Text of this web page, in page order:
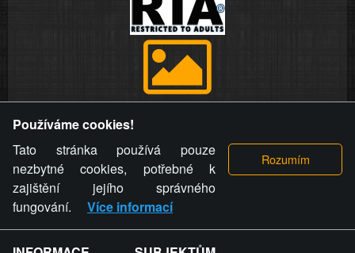
videa a komentáře. Osoba, které se toto opatření provozovatele
stránky týče, ani osoba, která umístila fotografii nebo video na
stránku, nemůže z důvodu odstranění fotografie, videa nebo
komentáře pro výše uvedenou okolnost uplatnit vůči
provozovateli stránky žádný nárok na náhradu škody nebo
nemajetkové újmy.
Používáme cookies!
Tato stránka používá pouze
nezbytné cookies, potřebné k
zajištění jejího správného
fungování.
Více informací